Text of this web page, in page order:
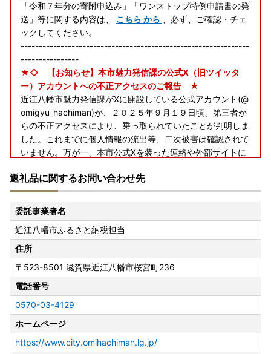
「令和７年分の寄附申込み」「ワンストップ特例申請書の発
送」等に関する内容は、 こちら から 、必ず、ご確認・チェ
ックしてください。
---------------------------------------------------------------
----------------
★◇ 【お知らせ】本市魅力発信課の公式X（旧ツイッタ
ー）アカウントへの不正アクセスのご報告 ★
近江八幡市魅力発信課がXに開設している公式アカウント(@
omigyu_hachiman)が、２０２５年９月１９日頃、第三者か
らの不正アクセスにより、乗っ取られていたことが判明しま
した。これまでに個人情報の流出等、二次被害は確認されて
いません。万が一、本市公式Xを装った連絡や外部サイトに
には開かないようご注意願います。 Ｘ社には、乗っ取ら
れた旨の報告と解決を依頼中です。 関係者の皆さま、フ
ォロアーの皆さまにはご心配とご迷惑をおかけし、深くお詫
び申し上げます。
---------------------------------------------------------------
----------------
★◇ 長期不在期間がある場合 ★
長期不在期間がある場合は、お申込みいただいた後に必ず以
下のメールアドレス又はふるさと納税コールセンターまでご
連絡ください。
city-omihachiman@dune.ocn.ne.jp
返礼品に関するお問い合わせ先
委託事業者名
近江八幡市ふるさと納税担当
住所
〒523-8501 滋賀県近江八幡市桜宮町236
電話番号
0570-03-4129
ホームページ
https://www.city.omihachiman.lg.jp/